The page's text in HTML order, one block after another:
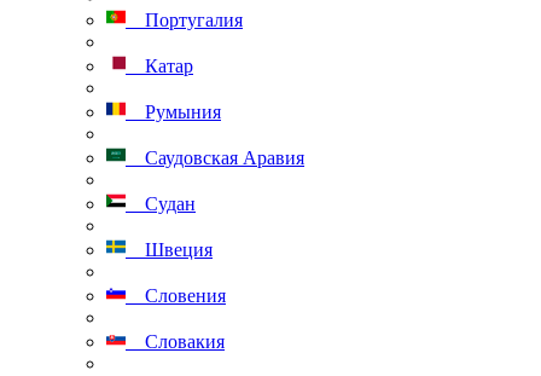
Португалия
Катар
Румыния
Саудовская Аравия
Судан
Швеция
Словения
Словакия